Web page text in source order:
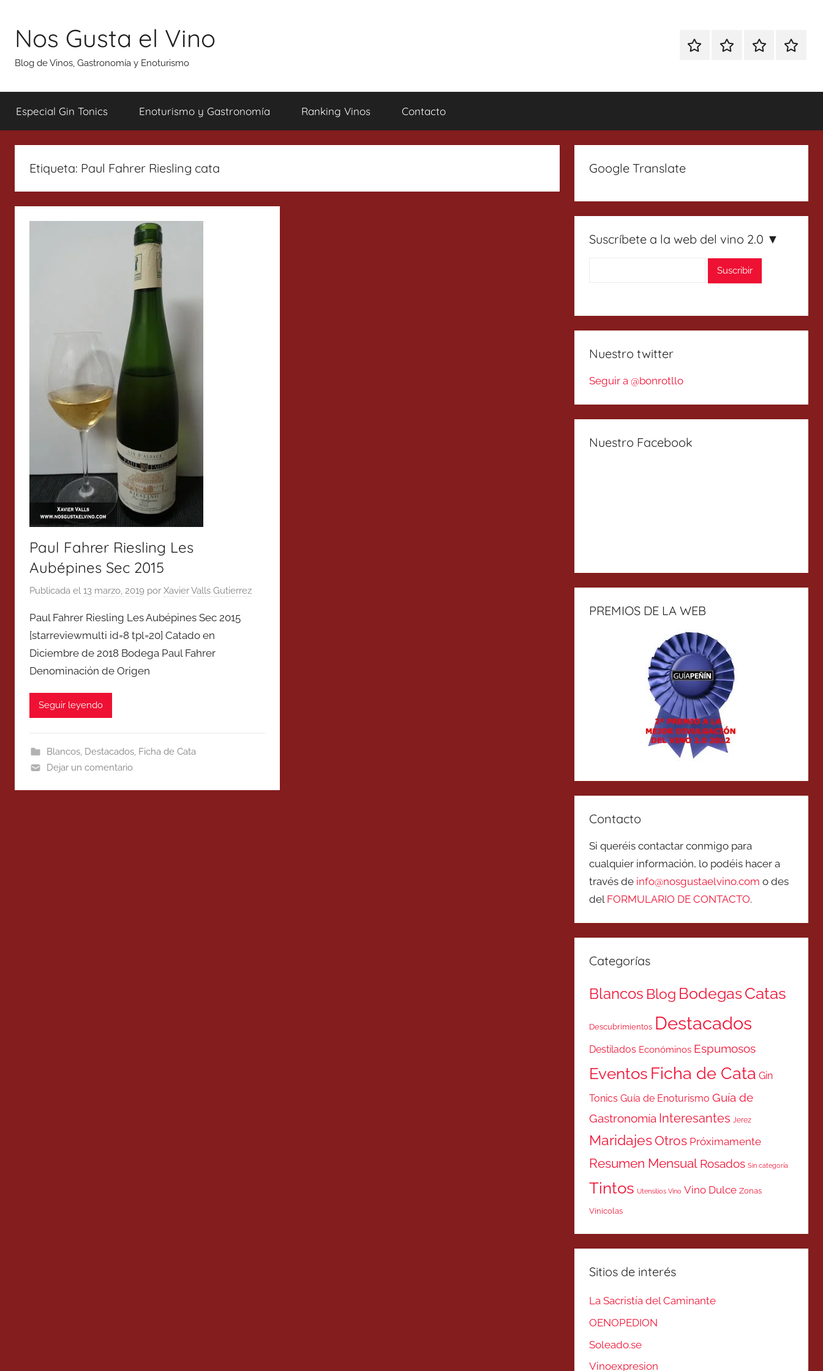
contenido
Nos Gusta el Vino
Blog de Vinos, Gastronomía y Enoturismo
EspecialEnoturismoRanking
Especial Gin Tonics Enoturismo y Gastronomía Ranking Vinos Contacto
Etiqueta: Paul Fahrer Riesling cata
Paul Fahrer Riesling Les
Aubépines Sec 2015
Publicada el 13 marzo, 2019 por Xavier Valls Gutierrez
Paul Fahrer Riesling Les Aubépines Sec 2015
[starreviewmulti id=8 tpl=20] Catado en
Diciembre de 2018 Bodega Paul Fahrer
Denominación de Origen
Seguir leyendo
Blancos, Destacados, Ficha de Cata
Dejar un comentario
Google Translate
Suscríbete a la web del vino 2.0 ▼
Nuestro twitter
Seguir a @bonrotllo
Nuestro Facebook
PREMIOS DE LA WEB
Contacto
Si queréis contactar conmigo para
cualquier información, lo podéis hacer a
través de info@nosgustaelvino.com o des
del FORMULARIO DE CONTACTO.
Categorías
Blancos Blog BodegasCatas
Descubrimientos Destacados
Destilados Económinos Espumosos
Eventos Ficha de Cata Gin
Tonics Guía de Enoturismo Guía de
Gastronomía Interesantes Jerez
MaridajesOtros Próximamente
Resumen Mensual Rosados Sin categoría
Tintos Utensilios Vino Vino Dulce Zonas
Vinicolas
Sitios de interés
La Sacristía del Caminante
OENOPEDION
Soleado.se
Vinoexpresion